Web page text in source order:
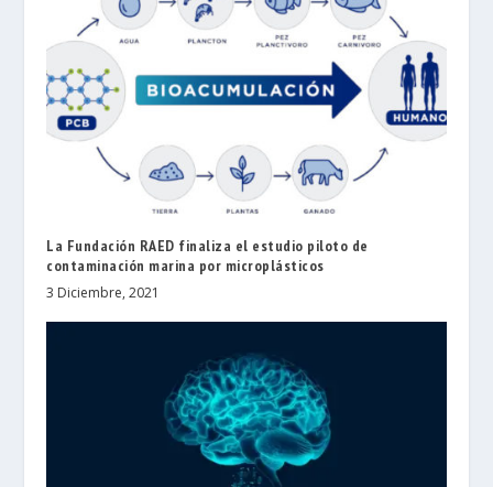
La Fundación RAED finaliza el estudio piloto de
contaminación marina por microplásticos
3 Diciembre, 2021